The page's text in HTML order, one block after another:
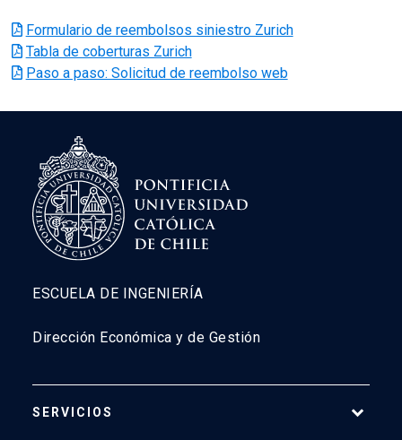
Formulario de reembolsos siniestro Zurich
Tabla de coberturas Zurich
Paso a paso: Solicitud de reembolso web
ESCUELA DE INGENIERÍA
Dirección Económica y de Gestión
SERVICIOS